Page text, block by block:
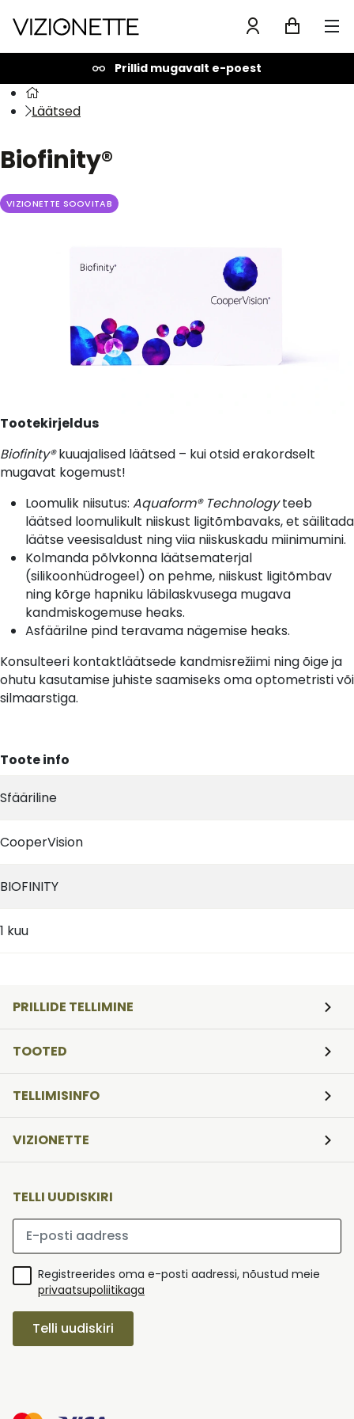
Prillid mugavalt e-poest
Läätsed
Biofinity®
VIZIONETTE SOOVITAB
Tootekirjeldus
Biofinity®kuuajalised läätsed – kui otsid erakordselt
mugavat kogemust!
Loomulik niisutus: Aquaform® Technologyteeb
läätsed loomulikult niiskust ligitõmbavaks, et säilitada
läätse veesisaldust ning viia niiskuskadu miinimumini.
Kolmanda põlvkonna läätsematerjal
(silikoonhüdrogeel) on pehme, niiskust ligitõmbav
ning kõrge hapniku läbilaskvusega mugava
kandmiskogemuse heaks.
Asfäärilne pind teravama nägemise heaks.
Konsulteeri kontaktläätsede kandmisrežiimi ning õige ja
ohutu kasutamise juhiste saamiseks oma optometristi või
silmaarstiga.
Toote info
Sfääriline
CooperVision
BIOFINITY
1 kuu
PRILLIDE TELLIMINE
TOOTED
TELLIMISINFO
VIZIONETTE
TELLI UUDISKIRI
Palun sisesta e-posti aadress
Registreerides oma e-posti aadressi, nõustud meie
privaatsupoliitikaga
Telli uudiskiri